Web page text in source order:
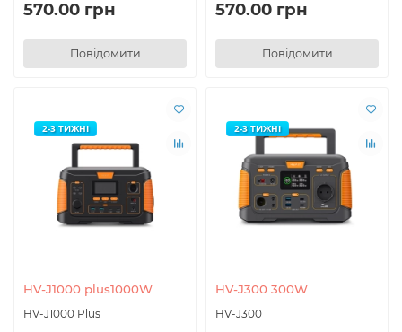
570.00 грн
Повідомити
570.00 грн
Повідомити
HV-J1000 plus1000W
HV-J1000 Plus
2-3 ТИЖНІ
HV-J300 300W
HV-J300
2-3 ТИЖНІ